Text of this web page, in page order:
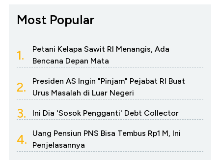
Most Popular
1.
Petani Kelapa Sawit RI Menangis, Ada
Bencana Depan Mata
2.
Presiden AS Ingin "Pinjam" Pejabat RI Buat
Urus Masalah di Luar Negeri
3. Ini Dia 'Sosok Pengganti' Debt Collector
4.
Uang Pensiun PNS Bisa Tembus Rp1 M, Ini
Penjelasannya